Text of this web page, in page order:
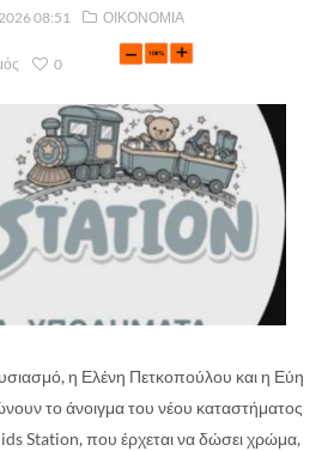
08:51 ΟΙΚΟΝΟΜΙΑ
0
η Ελένη Πετκοπούλου και η Εύη
το άνοιγμα του νέου καταστήματος
Station, που έρχεται να δώσει χρώμα,